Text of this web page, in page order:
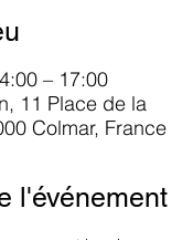
– 17:00
11 Place de la
Colmar, France
l'événement